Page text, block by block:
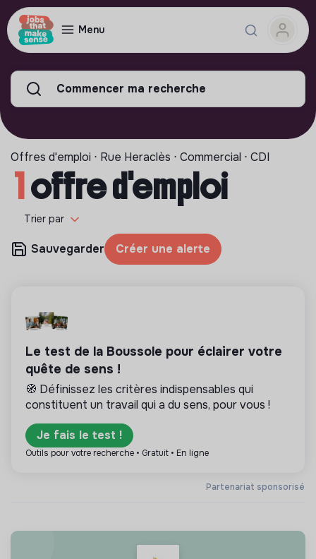
Menu
Commencer ma recherche
Offres d'emploi ⋅ Rue Heraclès ⋅ Commercial ⋅ CDI
1offre d'emploi
Trier par
Sauvegarder Créer une alerte
Partenariat sponsorisé
Le test de la Boussole pour éclairer votre
quête de sens !
🧭 Définissez les critères indispensables qui
constituent un travail qui a du sens, pour vous !
Je fais le test !
Outils pour votre recherche • Gratuit • En ligne